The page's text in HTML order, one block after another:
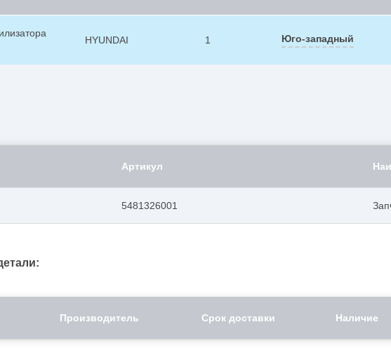
HYUNDAI 1 Юго-западный
Артикул
5481326001
Производитель Срок доставки Наличие